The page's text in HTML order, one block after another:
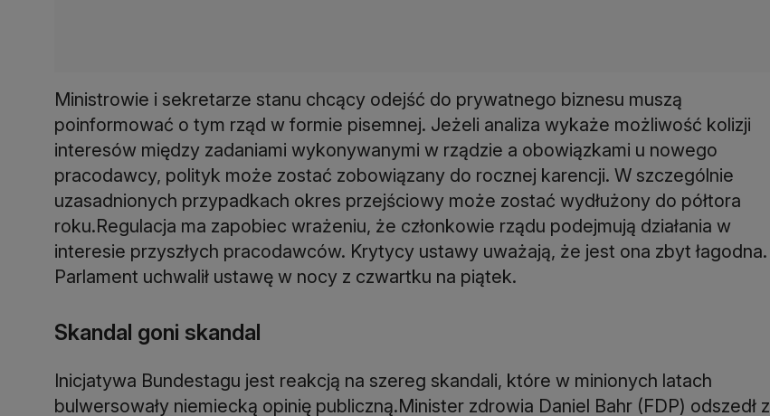
Ministrowie i sekretarze stanu chcący odejść do prywatnego biznesu muszą
poinformować o tym rząd w formie pisemnej. Jeżeli analiza wykaże możliwość kolizji
interesów między zadaniami wykonywanymi w rządzie a obowiązkami u nowego
pracodawcy, polityk może zostać zobowiązany do rocznej karencji. W szczególnie
uzasadnionych przypadkach okres przejściowy może zostać wydłużony do półtora
roku.Regulacja ma zapobiec wrażeniu, że członkowie rządu podejmują działania w
interesie przyszłych pracodawców. Krytycy ustawy uważają, że jest ona zbyt łagodna.
Parlament uchwalił ustawę w nocy z czwartku na piątek.
Skandal goni skandal
Inicjatywa Bundestagu jest reakcją na szereg skandali, które w minionych latach
bulwersowały niemiecką opinię publiczną.Minister zdrowia Daniel Bahr (FDP) odszedł z